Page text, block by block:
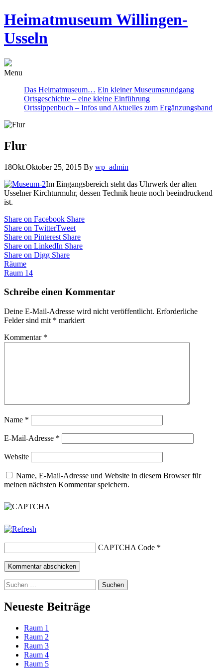
Heimatmuseum Willingen-
Usseln
Menu
Das Heimatmuseum… Ein kleiner Museumsrundgang
Ortsgeschichte – eine kleine Einführung
Ortssippenbuch – Infos und Aktuelles zum Ergänzungsband
Flur
18Okt.Oktober 25, 2015 By wp_admin
Im Eingangsbereich steht das Uhrwerk der alten
Usselner Kirchturmuhr, dessen Technik heute noch beeindruckend
ist.
Share on Facebook Share
Share on TwitterTweet
Share on Pinterest Share
Share on LinkedIn Share
Share on Digg Share
Räume
Beitragsnavigation
Raum 14
Schreibe einen Kommentar
Deine E-Mail-Adresse wird nicht veröffentlicht. Erforderliche
Felder sind mit * markiert
Kommentar *
Name *
E-Mail-Adresse *
Website
Name, E-Mail-Adresse und Website in diesem Browser für
meinen nächsten Kommentar speichern.
CAPTCHA Code *
Suchen
nach:
Neueste Beiträge
Raum 1
Raum 2
Raum 3
Raum 4
Raum 5